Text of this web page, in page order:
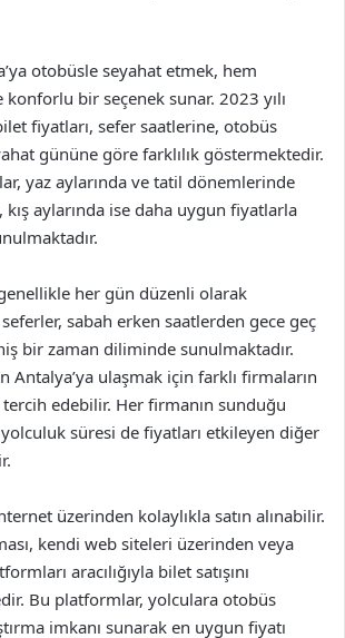
otobüsle seyahat etmek, hem
bir seçenek sunar. 2023 yılı
fiyatları, sefer saatlerine, otobüs
gününe göre farklılık göstermektedir.
yaz aylarında ve tatil dönemlerinde
kış aylarında ise daha uygun fiyatlarla
her gün düzenli olarak
sabah erken saatlerden gece geç
bir zaman diliminde sunulmaktadır.
Antalya’ya ulaşmak için farklı firmaların
edebilir. Her firmanın sunduğu
süresi de fiyatları etkileyen diğer
üzerinden kolaylıkla satın alınabilir.
kendi web siteleri üzerinden veya
aracılığıyla bilet satışını
Bu platformlar, yolculara otobüs
imkanı sunarak en uygun fiyatı